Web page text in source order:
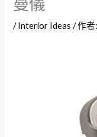
/Interior Ideas / 作